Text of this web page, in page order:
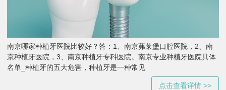
南京哪家种植牙医院比较好？答：1、南京茀莱堡口腔医院，2、南
京种植牙医院，3、南京种植牙专科医院。南京专业种植牙医院具体
名单_种植牙的五大危害，种植牙是一种常见
点击查看详情 >>